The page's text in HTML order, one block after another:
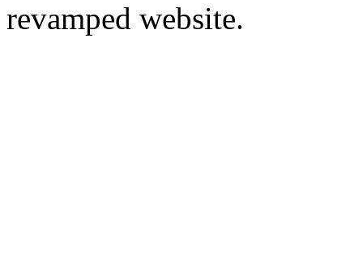
revamped website.